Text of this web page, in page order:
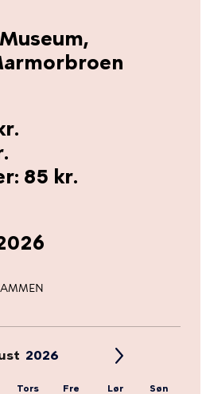
85 kr.
Tors Fre Lør Søn